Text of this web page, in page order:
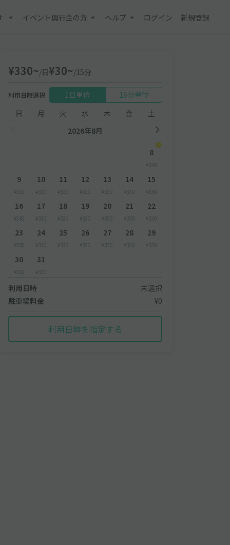
イベント興行主の方 ヘルプ ログイン 新規登録
¥330~/日¥30~/15分
利用日時選択 1日単位
15分単位
日
月 火 水 木 金
土
2026年8月
8
¥330
9
¥330
10
¥330
11
¥330
12
¥330
13
¥330
14
¥330
15
¥330
16
¥330
17
¥330
18
¥330
19
¥330
20
¥330
21
¥330
22
¥330
23
¥330
24
¥330
25
¥330
26
¥330
27
¥330
28
¥330
29
¥330
30
¥330
31
¥330
利用日時
未選択
駐車場料金
¥0
利用日時を指定する